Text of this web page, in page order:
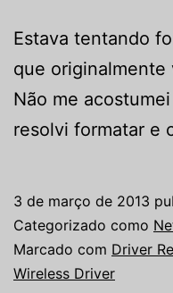
Estava tentando
que originalmente
Não me
resolvi formatar e
3 de março de 2013
Categorizado como
Marcado com Driver
Wireless Driver